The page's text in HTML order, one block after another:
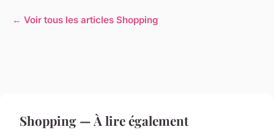
← Voir tous les articles Shopping
Shopping — À lire également